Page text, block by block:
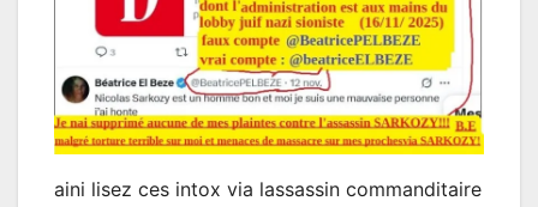
aini lisez ces intox via lassassin commanditaire